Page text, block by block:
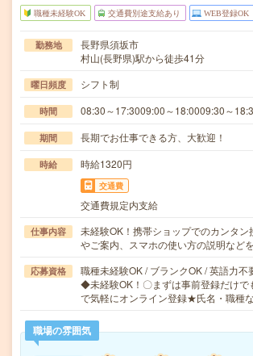
職種未経験OK 交通費別途支給あり WEB登録OK
勤務地
長野県須坂市
村山(長野県)駅から徒歩41分
曜日頻度 シフト制
時間 08:30～17:3009:00～18:0009:30～
期間 長期でお仕事できる方、大歓迎！
時給 時給1320円
交通費
交通費規定内支給
仕事内容
未経験OK！携帯ショップでのカンタ
やご案内、スマホの使い方の説明など
応募資格
職種未経験OK / ブランクOK / 英語力不
◆未経験OK！〇まずは事前登録だけで
で気軽にオンライン登録★氏名・職種
職場の雰囲気